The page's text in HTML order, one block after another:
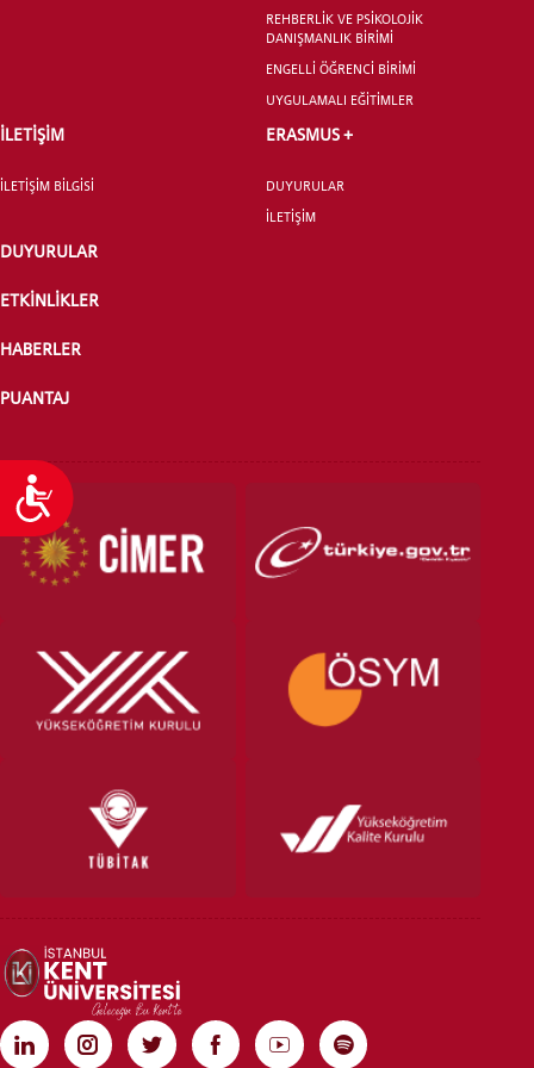
Ulaşılabilirlik
REHBERLİK VE PSİKOLOJİK
DANIŞMANLIK BİRİMİ
ENGELLİ ÖĞRENCİ BİRİMİ
UYGULAMALI EĞİTİMLER
İLETİŞİM
İLETİŞİM BİLGİSİ
ERASMUS +
DUYURULAR
İLETİŞİM
DUYURULAR
ETKİNLİKLER
HABERLER
PUANTAJ